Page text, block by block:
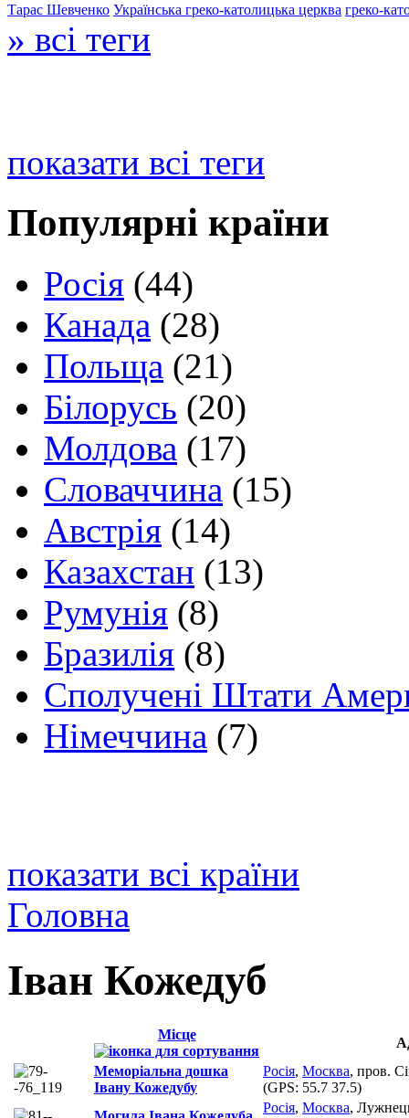
Тарас Шевченко Українська греко-католицька церква греко-
» всі теги
показати всі теги
Популярні країни
Росія (44)
Канада (28)
Польща (21)
Білорусь (20)
Молдова (17)
Словаччина (15)
Австрія (14)
Казахстан (13)
Румунія (8)
Бразилія (8)
Сполучені Штати
Німеччина (7)
показати всі країни
Головна
Іван Кожедуб
Місце
Меморіальна дошка
Івану Кожедубу
Росія, Москва, пров.
(GPS: 55.7 37.5)
Росія, Москва,